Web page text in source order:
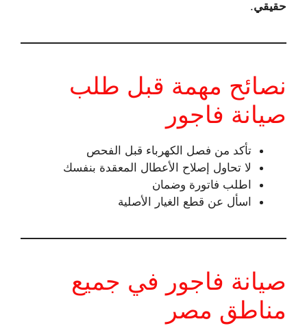
حقيقي.
نصائح مهمة قبل طلب
صيانة فاجور
تأكد من فصل الكهرباء قبل الفحص
لا تحاول إصلاح الأعطال المعقدة بنفسك
اطلب فاتورة وضمان
اسأل عن قطع الغيار الأصلية
صيانة فاجور في جميع
مناطق مصر